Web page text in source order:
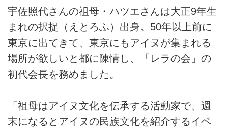
宇佐照代さんの祖母・ハツエさんは大正9年生
まれの択捉（えとろふ）出身。50年以上前に
東京に出てきて、東京にもアイヌが集まれる
場所が欲しいと都に陳情し、「レラの会」の
初代会長を務めました。
「祖母はアイヌ文化を伝承する活動家で、週
末になるとアイヌの民族文化を紹介するイベ